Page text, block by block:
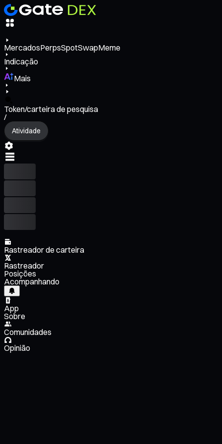
MercadosPerpsSpotSwapMeme
Indicação
Mais
Token/carteira de pesquisa
/
Atividade
Rastreador de carteira
Rastreador
Posições
Acompanhando
App
Sobre
Comunidades
Opinião